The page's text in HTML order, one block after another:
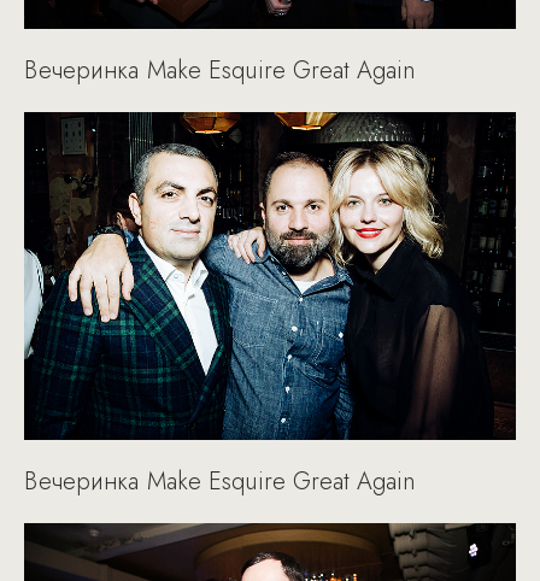
Вечеринка Make Esquire Great Again
Вечеринка Make Esquire Great Again